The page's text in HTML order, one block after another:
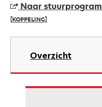
new
tab
Naar
[KOPPELING]
opens
new
Overzicht